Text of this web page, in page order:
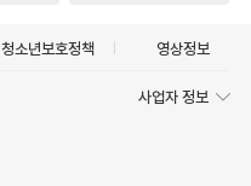
청소년보호정책 영상정보
사업자 정보